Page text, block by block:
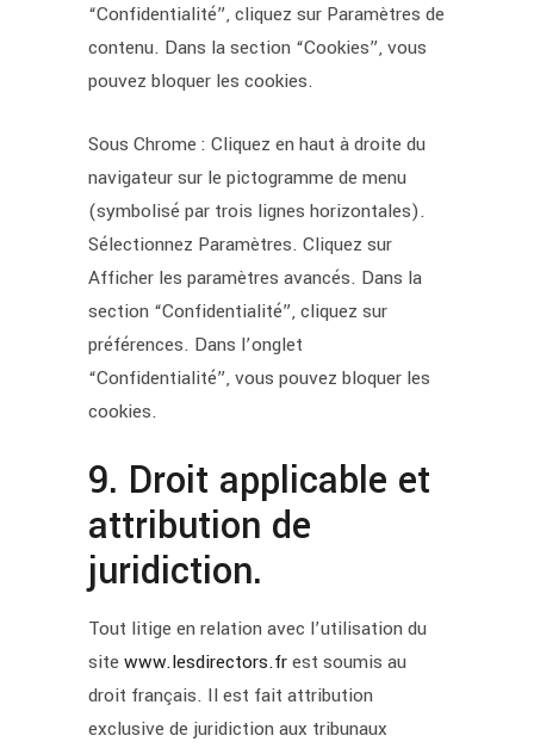
“Confidentialité”, cliquez sur Paramètres de
contenu. Dans la section “Cookies”, vous
pouvez bloquer les cookies.
Sous Chrome : Cliquez en haut à droite du
navigateur sur le pictogramme de menu
(symbolisé par trois lignes horizontales).
Sélectionnez Paramètres. Cliquez sur
Afficher les paramètres avancés. Dans la
section “Confidentialité”, cliquez sur
préférences. Dans l’onglet
“Confidentialité”, vous pouvez bloquer les
cookies.
9. Droit applicable et
attribution de
juridiction.
Tout litige en relation avec l’utilisation du
sitewww.lesdirectors.frest soumis au
droit français. Il est fait attribution
exclusive de juridiction aux tribunaux